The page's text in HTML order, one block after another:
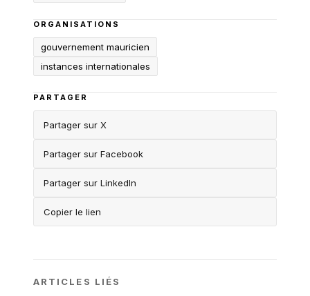
ORGANISATIONS
gouvernement mauricien
instances internationales
PARTAGER
Partager sur X
Partager sur Facebook
Partager sur LinkedIn
Copier le lien
ARTICLES LIÉS